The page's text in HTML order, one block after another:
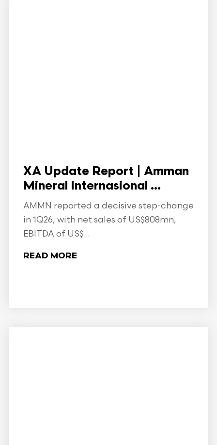
XA Update Report | Amman
Mineral Internasional ...
AMMN reported a decisive step-change
in 1Q26, with net sales of US$808mn,
EBITDA of US$...
READ MORE